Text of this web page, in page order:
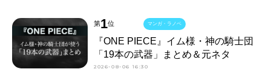
第1位
『ONE PIECE』イム様・神の騎士団
「19本の武器」まとめ＆元ネタ
2026-08-06 16:30
マンガ・ラノベ